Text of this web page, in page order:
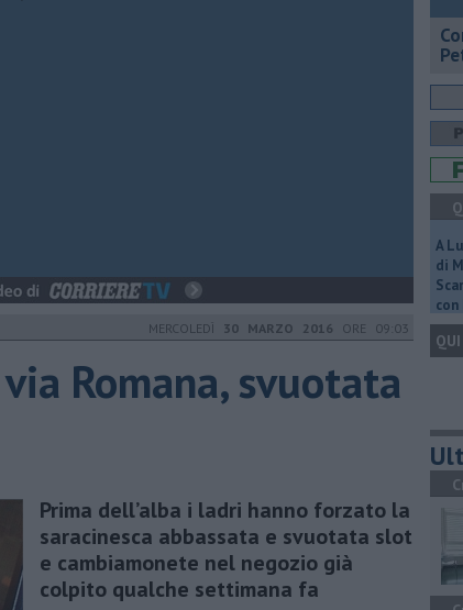
MERCOLEDÌ 30 MARZO 2016 ORE 09:03
Romana, svuotata
Prima dell’alba i ladri hanno forzato la
saracinesca abbassata e svuotata slot
e cambiamonete nel negozio già
colpito qualche settimana fa
A
di
QUI